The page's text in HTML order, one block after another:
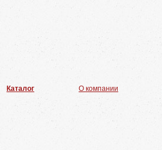
Каталог О компании